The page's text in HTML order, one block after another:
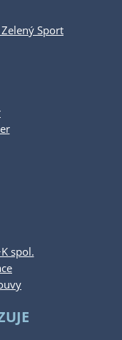
Sport
spol.